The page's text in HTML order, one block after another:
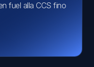
fuel alla CCS fino